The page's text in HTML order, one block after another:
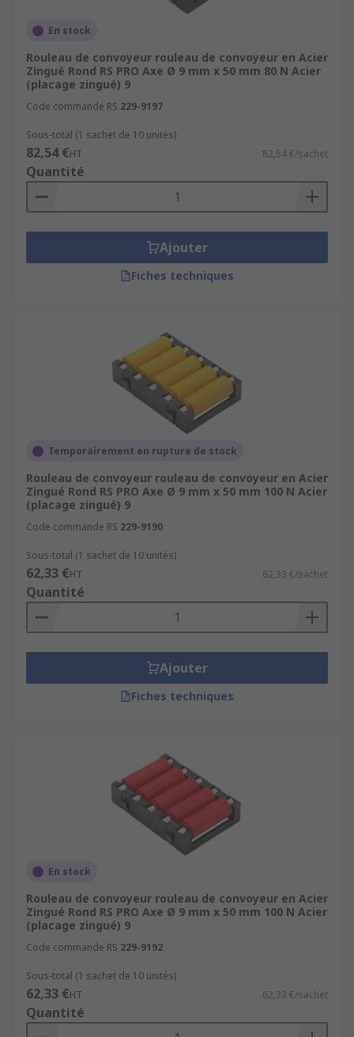
En stock
Rouleau de convoyeur rouleau de convoyeur en Acier
Zingué Rond RS PRO Axe Ø 9 mm x 50 mm 80 N Acier
(placage zingué) 9
Code commande RS 229-9197
Sous-total (1 sachet de 10 unités)
82,54 €HT 82,54 €/sachet
Quantité
Ajouter
Fiches techniques
Temporairement en rupture de stock
Rouleau de convoyeur rouleau de convoyeur en Acier
Zingué Rond RS PRO Axe Ø 9 mm x 50 mm 100 N Acier
(placage zingué) 9
Code commande RS 229-9190
Sous-total (1 sachet de 10 unités)
62,33 €HT 62,33 €/sachet
Quantité
Ajouter
Fiches techniques
En stock
Rouleau de convoyeur rouleau de convoyeur en Acier
Zingué Rond RS PRO Axe Ø 9 mm x 50 mm 100 N Acier
(placage zingué) 9
Code commande RS 229-9192
Sous-total (1 sachet de 10 unités)
62,33 €HT 62,33 €/sachet
Quantité